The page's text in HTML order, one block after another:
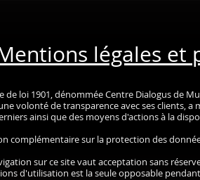
légales
de loi 1901, dénommée Centre Dialogus de
volonté de transparence avec ses clients,
ainsi que des moyens d'actions à la
complémentaire sur la protection des
sur ce site vaut acceptation sans
d'utilisation est la seule opposable